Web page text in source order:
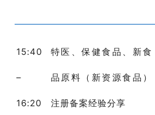
15:40
–
16:20
特医、保健食品、新食
品原料（新资源食品）
注册备案经验分享